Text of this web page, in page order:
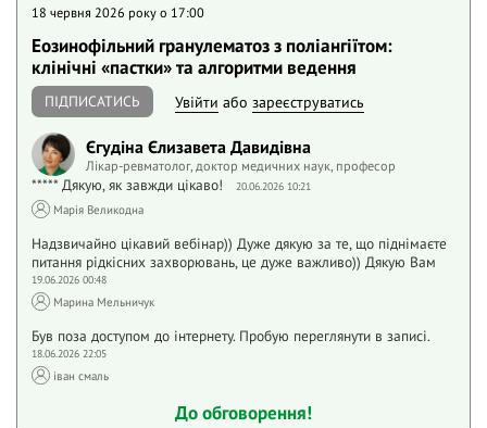
18 червня 2026 року o 17:00
Еозинофільний гранулематоз з поліангіїтом:
клінічні «пастки» та алгоритми ведення
ПІДПИСАТИСЬ Увійти або зареєструватись
Єгудіна Єлизавета Давидівна
Лікар-ревматолог, доктор медичних наук, професор
***** Дякую, як завжди цікаво! 20.06.2026 10:21
Марія Великодна
Надзвичайно цікавий вебінар)) Дуже дякую за те, що піднімаєте
питання рідкісних захворювань, це дуже важливо)) Дякую Вам
19.06.2026 00:48
Марина Мельничук
Був поза доступом до інтернету. Пробую переглянути в записі.
18.06.2026 22:05
іван смаль
До обговорення!